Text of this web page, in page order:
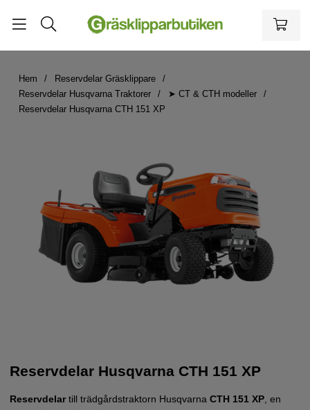
Hem
Reservdelar Gräsklippare
Reservdelar Husqvarna Traktorer
➤ CT & CTH modeller
Reservdelar Husqvarna CTH 151 XP
Reservdelar Husqvarna CTH 151 XP
Reservdelartill trädgårdstraktorn Husqvarna CTH 151 XP , en